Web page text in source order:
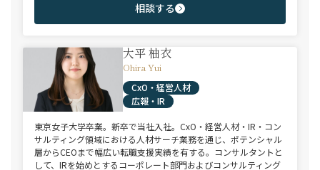
相談する
大平 柚衣
Ohira Yui
CxO・経営人材
広報・IR
東京女子大学卒業。新卒で当社入社。CxO・経営人材・IR・コン
サルティング領域における人材サーチ業務を通じ、ポテンシャル
層からCEOまで幅広い転職支援実績を有する。コンサルタントと
して、IRを始めとするコーポレート部門およびコンサルティング